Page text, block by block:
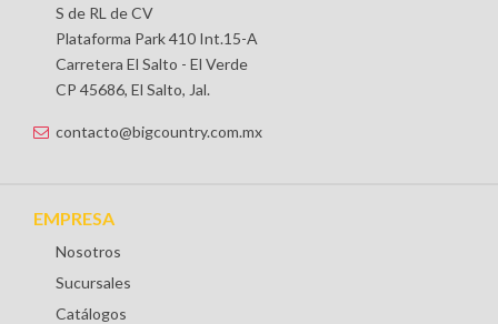
S de RL de CV
Plataforma Park 410 Int.15-A
Carretera El Salto - El Verde
CP 45686, El Salto, Jal.
contacto@bigcountry.com.mx
EMPRESA
Nosotros
Sucursales
Catálogos